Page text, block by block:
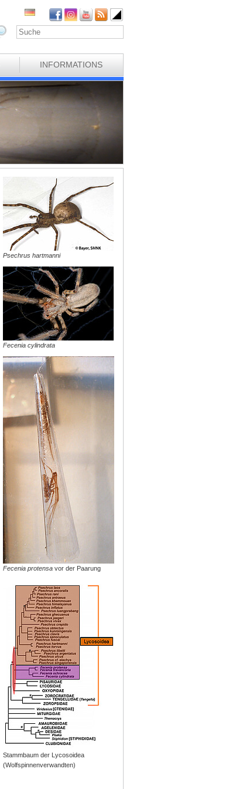
INFORMATIONS
Psechrus hartmanni
Fecenia cylindrata
Fecenia protensa vor der Paarung
Stammbaum der Lycosoidea
(Wolfspinnenverwandten)